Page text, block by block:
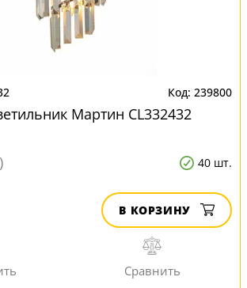
239800
Мартин CL332432
40 шт.
В КОРЗИНУ